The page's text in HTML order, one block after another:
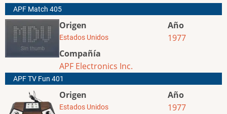
APF Match 405
Origen
Estados Unidos
Compañía
APF Electronics Inc.
Año
1977
APF TV Fun 401
Origen
Estados Unidos
Año
1977